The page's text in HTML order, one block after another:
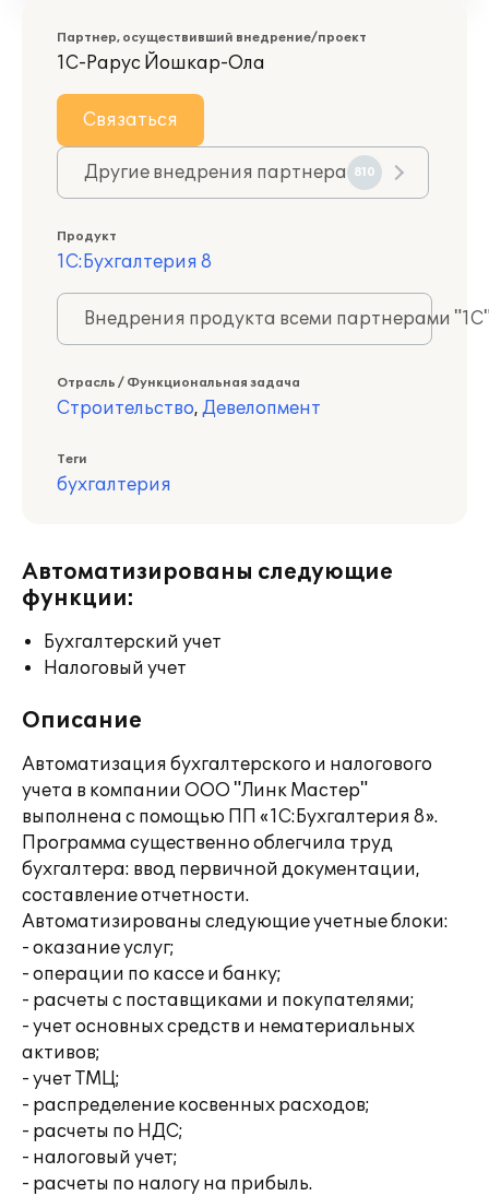
Партнер, осуществивший внедрение/проект
1С-Рарус Йошкар-Ола
Связаться
Другие внедрения партнера 810
Продукт
1С:Бухгалтерия 8
Внедрения продукта всеми партнерами
Отрасль / Функциональная задача
Строительство, Девелопмент
Теги
бухгалтерия
Автоматизированы следующие
функции:
Бухгалтерский учет
Налоговый учет
Описание
Автоматизация бухгалтерского и налогового
учета в компании ООО "Линк Мастер"
выполнена с помощью ПП «1С:Бухгалтерия 8».
Программа существенно облегчила труд
бухгалтера: ввод первичной документации,
составление отчетности.
Автоматизированы следующие учетные блоки:
- оказание услуг;
- операции по кассе и банку;
- расчеты с поставщиками и покупателями;
- учет основных средств и нематериальных
активов;
- учет ТМЦ;
- распределение косвенных расходов;
- расчеты по НДС;
- налоговый учет;
- расчеты по налогу на прибыль.